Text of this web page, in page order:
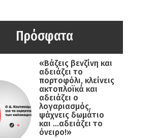
Πρόσφατα
«Βάζεις βενζίνη και
αδειάζει το
πορτοφόλι, κλείνεις
ακτοπλοϊκά και
αδειάζει ο
λογαριασμός,
ψάχνεις δωμάτιο
και …αδειάζει το
όνειρο!»